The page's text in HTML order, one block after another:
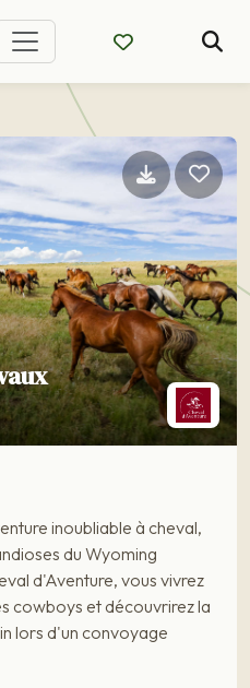
inoubliable à cheval,
du Wyoming
d'Aventure, vous vivrez
cowboys et découvrirez la
lors d'un convoyage